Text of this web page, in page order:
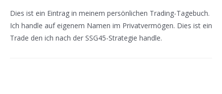
Dies ist ein Eintrag in meinem persönlichen Trading-Tagebuch.
Ich handle auf eigenem Namen im Privatvermögen. Dies ist ein
Trade den ich nach der SSG45-Strategie handle.